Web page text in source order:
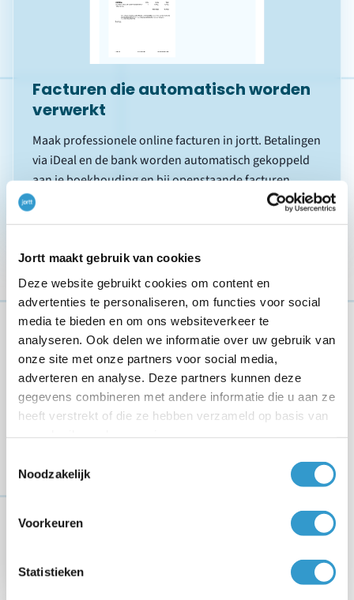
Jortt maakt gebruik van cookies
Deze website gebruikt cookies om content en
advertenties te personaliseren, om functies voor social
media te bieden en om ons websiteverkeer te
analyseren. Ook delen we informatie over uw gebruik van
onze site met onze partners voor social media,
adverteren en analyse. Deze partners kunnen deze
gegevens combineren met andere informatie die u aan ze
heeft verstrekt of die ze hebben verzameld op basis van
Noodzakelijk
Voorkeuren
Statistieken
Facturen die automatisch worden
verwerkt
Maak professioneleonline facturen in jortt. Betalingen
via iDeal en de bank worden automatisch gekoppeld
aan je boekhouding en bij openstaande facturen
stuurt jortt op tijd een herinnering.
FINANCIEEL
Realtime inzicht in je cijfers
Het dashboard van jortt laat direct zien hoe je bedrijf
ervoor staat. Bekijk omzet, kosten, winst en prognoses
in één overzicht en stuur sneller bij. Ook
in de app op
ZORGELOZE